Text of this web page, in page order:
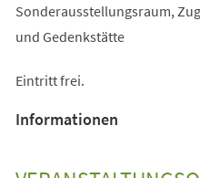
Sonderausstellungsraum,
und Gedenkstätte
Eintritt frei.
Informationen